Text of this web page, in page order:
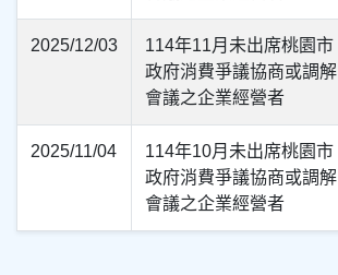
2025/12/03
114年11月未出席桃園市
政府消費爭議協商或調解
會議之企業經營者
2025/11/04
114年10月未出席桃園市
政府消費爭議協商或調解
會議之企業經營者